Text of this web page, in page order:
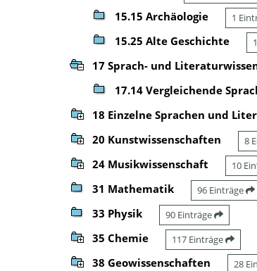
15.15 Archäologie 1
15.25 Alte Geschichte
17 Sprach- und
17.14 Vergleichende
18 Einzelne Sprachen und
20 Kunstwissenschaften 8
24 Musikwissenschaft 10
31 Mathematik 96 Einträge
33 Physik 90 Einträge
35 Chemie 117 Einträge
38 Geowissenschaften 28